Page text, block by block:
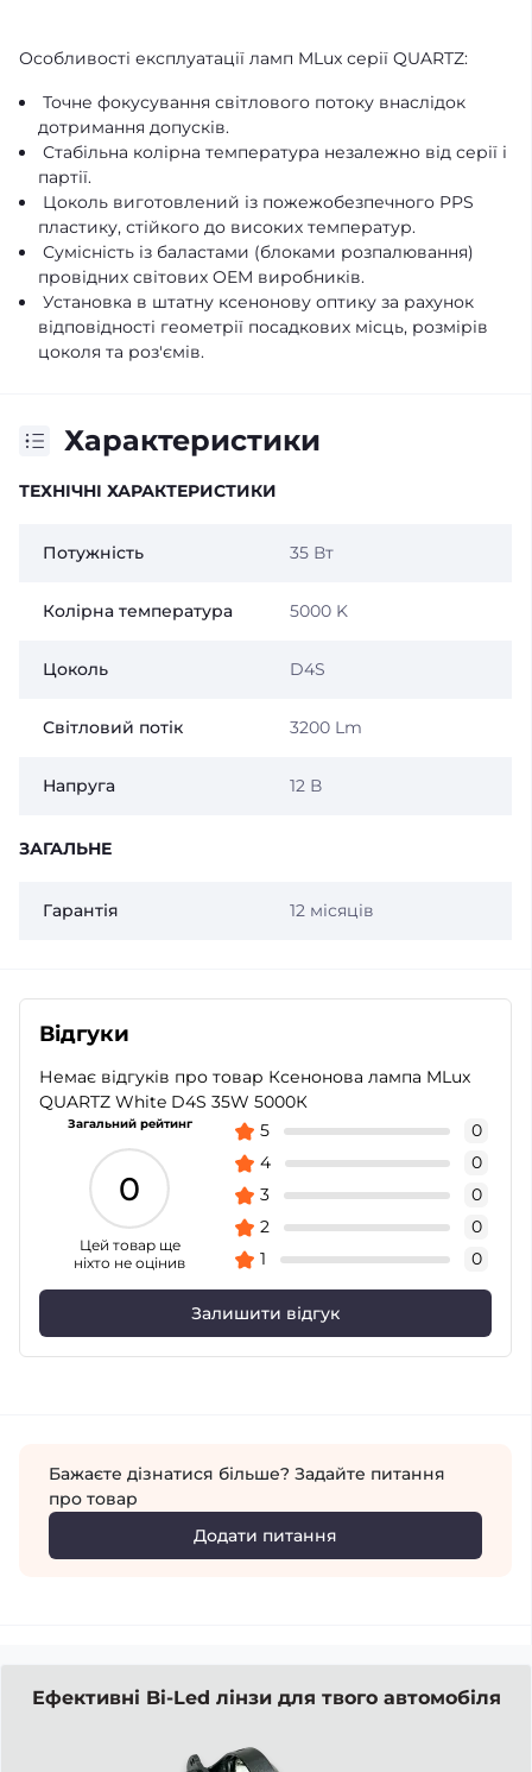
Особливості експлуатації ламп MLux серії QUARTZ:
Точне фокусування світлового потоку внаслідок
дотримання допусків.
Стабільна колірна температура незалежно від серії і
партії.
Цоколь виготовлений із пожежобезпечного PPS
пластику, стійкого до високих температур.
Сумісність із баластами (блоками розпалювання)
провідних світових OEM виробників.
Установка в штатну ксенонову оптику за рахунок
відповідності геометрії посадкових місць, розмірів
цоколя та роз'ємів.
Характеристики
ТЕХНІЧНІ ХАРАКТЕРИСТИКИ
Потужність 35 Вт
Колірна температура 5000 K
Цоколь D4S
Світловий потік 3200 Lm
Напруга 12 В
ЗАГАЛЬНЕ
Гарантія 12 місяців
Відгуки
Немає відгуків про товар Ксенонова лампа MLux
QUARTZ White D4S 35W 5000К
Загальний рейтинг
0
Цей товар ще
ніхто не оцінив
5
0
4
0
3
0
2
0
1
0
Залишити відгук
Бажаєте дізнатися більше? Задайте питання
про товар
Додати питання
Ефективні Bi-Led лінзи для твого автомобіля